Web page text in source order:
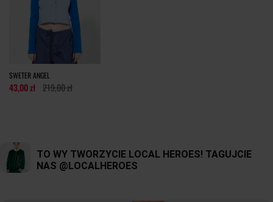
SWETER ANGEL
43,00 zł 219,00 zł